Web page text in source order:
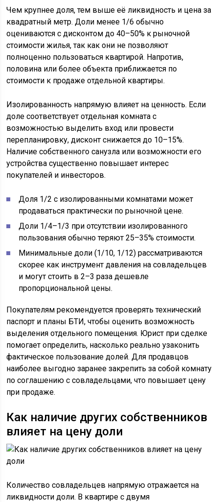
Чем крупнее доля, тем выше её ликвидность и цена за
квадратный метр. Доли менее 1/6 обычно
оцениваются с дисконтом до 40–50% к рыночной
стоимости жилья, так как они не позволяют
полноценно пользоваться квартирой. Напротив,
половина или более объекта приближается по
стоимости к продаже отдельной квартиры.
Изолированность напрямую влияет на ценность. Если
доле соответствует отдельная комната с
возможностью выделить вход или провести
перепланировку, дисконт снижается до 10–15%.
Наличие собственного санузла или возможности его
устройства существенно повышает интерес
покупателей и инвесторов.
Доля 1/2 с изолированными комнатами может
продаваться практически по рыночной цене.
Доли 1/4–1/3 при отсутствии изолированного
пользования обычно теряют 25–35% стоимости.
Минимальные доли (1/10, 1/12) рассматриваются
скорее как инструмент давления на совладельцев
и могут стоить в 2–3 раза дешевле
пропорциональной цены.
Покупателям рекомендуется проверять технический
паспорт и планы БТИ, чтобы оценить возможность
выделения отдельного помещения. Юрист при сделке
помогает определить, насколько реально узаконить
фактическое пользование долей. Для продавцов
наиболее выгодно заранее закрепить за собой комнату
по соглашению с совладельцами, что повышает цену
при продаже.
Как наличие других собственников
влияет на цену доли
Количество совладельцев напрямую отражается на
ликвидности доли. В квартире с двумя